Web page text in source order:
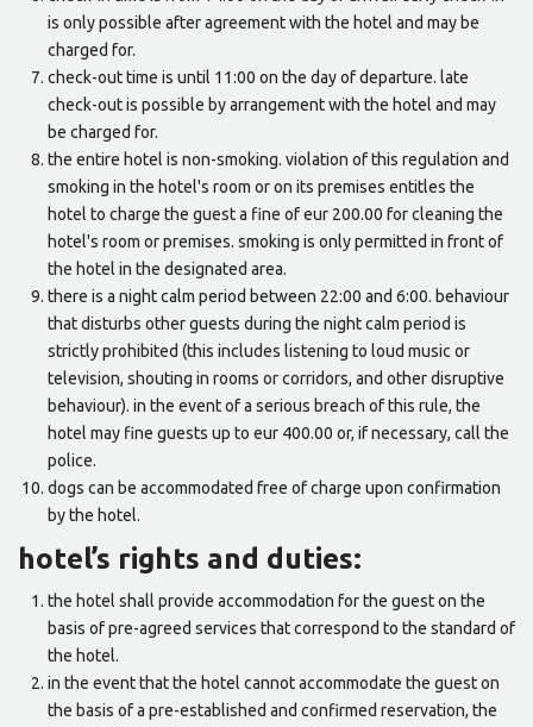
is only possible after agreement with the hotel and may be
charged for.
check-out time is until 11:00 on the day of departure. late
check-out is possible by arrangement with the hotel and may
be charged for.
the entire hotel is non-smoking. violation of this regulation and
smoking in the hotel's room or on its premises entitles the
hotel to charge the guest a fine of eur 200.00 for cleaning the
hotel's room or premises. smoking is only permitted in front of
the hotel in the designated area.
there is a night calm period between 22:00 and 6:00. behaviour
that disturbs other guests during the night calm period is
strictly prohibited (this includes listening to loud music or
television, shouting in rooms or corridors, and other disruptive
behaviour). in the event of a serious breach of this rule, the
hotel may fine guests up to eur 400.00 or, if necessary, call the
police.
dogs can be accommodated free of charge upon confirmation
by the hotel.
hotel’s rights and duties:
the hotel shall provide accommodation for the guest on the
basis of pre-agreed services that correspond to the standard of
the hotel.
in the event that the hotel cannot accommodate the guest on
the basis of a pre-established and confirmed reservation, the